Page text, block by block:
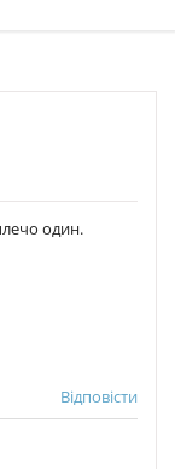
один.
Відповісти